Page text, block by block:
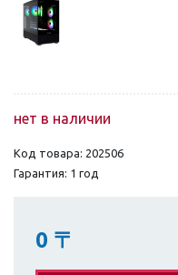
нет в наличии
Код товара: 202506
Гарантия: 1 год
0 〒